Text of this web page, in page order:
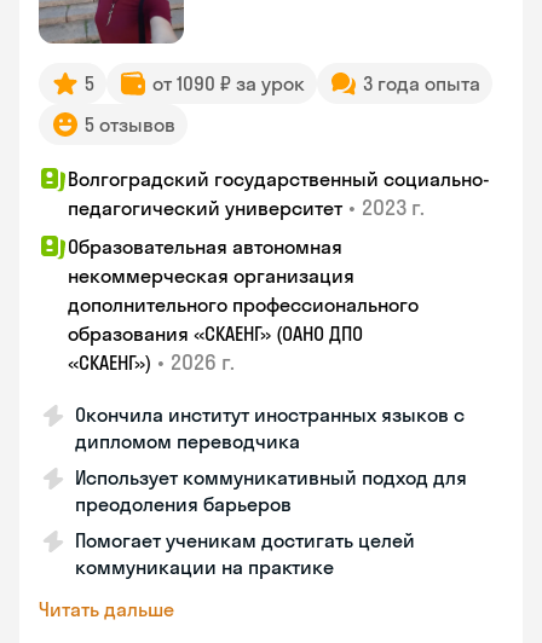
5 от 1090 ₽ за урок
3 года опыта
5 отзывов
Волгоградский государственный социально-
педагогический университет • 2023 г.
Образовательная автономная
некоммерческая организация
дополнительного профессионального
образования «СКАЕНГ» (ОАНО ДПО
«СКАЕНГ») • 2026 г.
Окончила институт иностранных языков с
дипломом переводчика
Использует коммуникативный подход для
преодоления барьеров
Помогает ученикам достигать целей
коммуникации на практике
Читать дальше